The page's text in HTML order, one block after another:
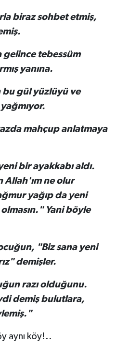
biraz sohbet etmiş,
gelince tebessüm
yanına.
bu gül yüzlüyü ve
mahçup anlatmaya
bir ayakkabı aldı.
Allah'ım ne olur
yağıp da yeni
Yani böyle
"Biz sana yeni
demişler.
razı olduğunu.
demiş bulutlara,
aynı köy!..